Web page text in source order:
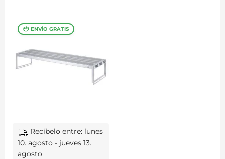
Recíbelo entre: lunes
10. agosto - jueves 13.
agosto